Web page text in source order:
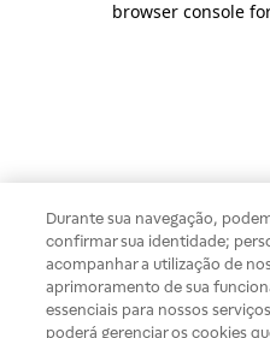
browser console
Durante sua navegação,
confirmar sua identidade;
acompanhar a utilização de
aprimoramento de sua
essenciais para nossos
poderá gerenciar os cookies